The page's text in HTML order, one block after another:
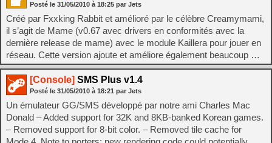
Posté le 31/05/2010 à 18:25 par Jets
Créé par Fxxking Rabbit et amélioré par le célèbre Creamymami,
il s’agit de Mame (v0.67 avec drivers en conformités avec la
dernière release de mame) avec le module Kaillera pour jouer en
réseau. Cette version ajoute et améliore également beaucoup …
[Console] SMS Plus v1.4
Posté le 31/05/2010 à 18:21 par Jets
Un émulateur GG/SMS développé par notre ami Charles Mac
Donald – Added support for 32K and 8KB-banked Korean games.
– Removed support for 8-bit color. – Removed tile cache for